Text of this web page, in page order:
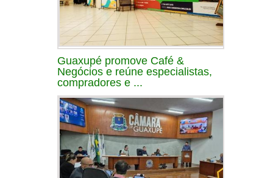
Guaxupé promove Café &
Negócios e reúne especialistas,
compradores e ...